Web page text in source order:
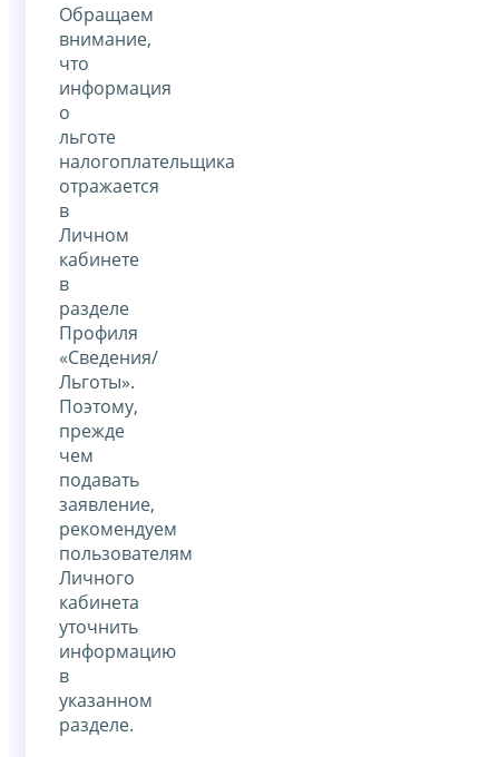
Обращаем
внимание,
что
информация
о
льготе
налогоплательщика
отражается
в
Личном
кабинете
в
разделе
Профиля
«Сведения/
Льготы».
Поэтому,
прежде
чем
подавать
заявление,
рекомендуем
пользователям
Личного
кабинета
уточнить
информацию
в
указанном
разделе.